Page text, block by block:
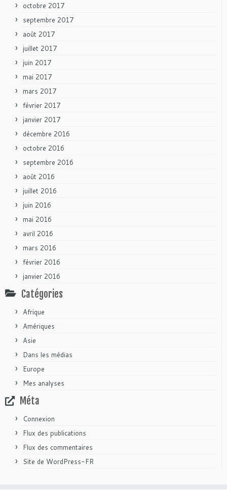
octobre 2017
septembre 2017
août 2017
juillet 2017
juin 2017
mai 2017
mars 2017
février 2017
janvier 2017
décembre 2016
octobre 2016
septembre 2016
août 2016
juillet 2016
juin 2016
mai 2016
avril 2016
mars 2016
février 2016
janvier 2016
Catégories
Afrique
Amériques
Asie
Dans les médias
Europe
Mes analyses
Méta
Connexion
Flux des publications
Flux des commentaires
Site de WordPress-FR